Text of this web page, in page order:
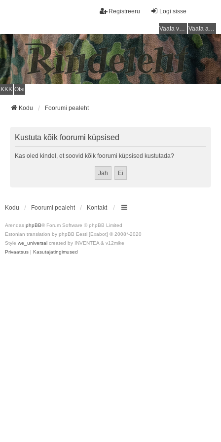
Logi sisse
Registreeru
Vaata vastamata teemasi Vaata aktiivseid teemasid
KKK Otsi
Kodu Foorumi pealeht
Kustuta kõik foorumi küpsised
Kas oled kindel, et soovid kõik foorumi küpsised kustutada?
Kodu Foorumi pealeht Kontakt
Arendas phpBB® Forum Software © phpBB Limited
Estonian translation by phpBB Eesti [Exabot] © 2008*-2020
Style we_universal created by INVENTEA & v12mike
Privaatsus | Kasutajatingimused